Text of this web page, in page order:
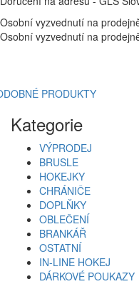
Osobní vyzvednutí na
Osobní vyzvednutí na
PRODUKTY
Kategorie
VÝPRODEJ
BRUSLE
HOKEJKY
CHRÁNIČE
DOPLŇKY
OBLEČENÍ
BRANKÁŘ
OSTATNÍ
IN-LINE HOKEJ
DÁRKOVÉ POUKAZY